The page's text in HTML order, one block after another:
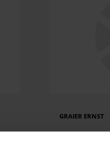
GRAIER ERNST